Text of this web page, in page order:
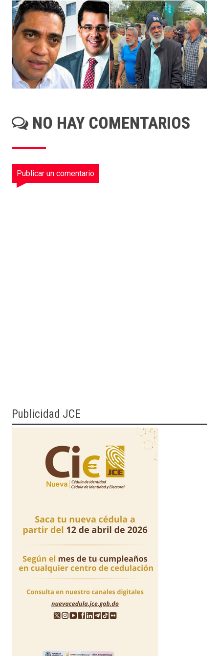
NO HAY COMENTARIOS
Publicar un comentario
Publicidad JCE